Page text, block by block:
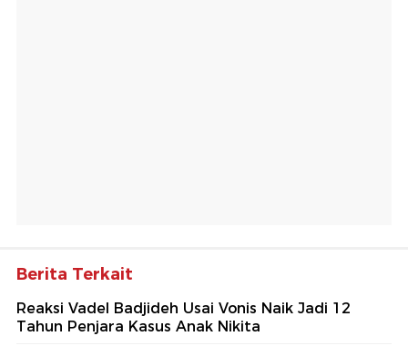
Berita Terkait
Reaksi Vadel Badjideh Usai Vonis Naik Jadi 12
Tahun Penjara Kasus Anak Nikita